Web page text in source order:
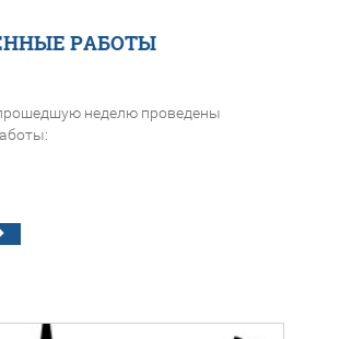
РАБОТЫ
неделю проведены